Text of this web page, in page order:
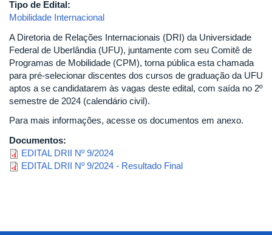
Tipo de Edital:
Mobilidade Internacional
A Diretoria de Relações Internacionais (DRI) da Universidade
Federal de Uberlândia (UFU), juntamente com seu Comitê de
Programas de Mobilidade (CPM), torna pública esta chamada
para pré-selecionar discentes dos cursos de graduação da UFU
aptos a se candidatarem às vagas deste edital, com saída no 2º
semestre de 2024 (calendário civil).
Para mais informações, acesse os documentos em anexo.
Documentos:
EDITAL DRII Nº 9/2024
EDITAL DRII Nº 9/2024 - Resultado Final